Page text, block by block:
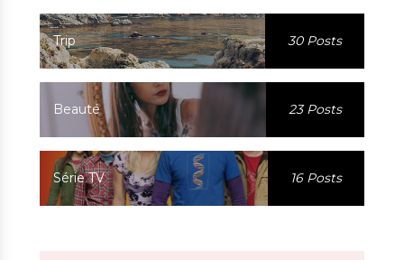
Trip 30 Posts
Beauté 23 Posts
Série TV 16 Posts